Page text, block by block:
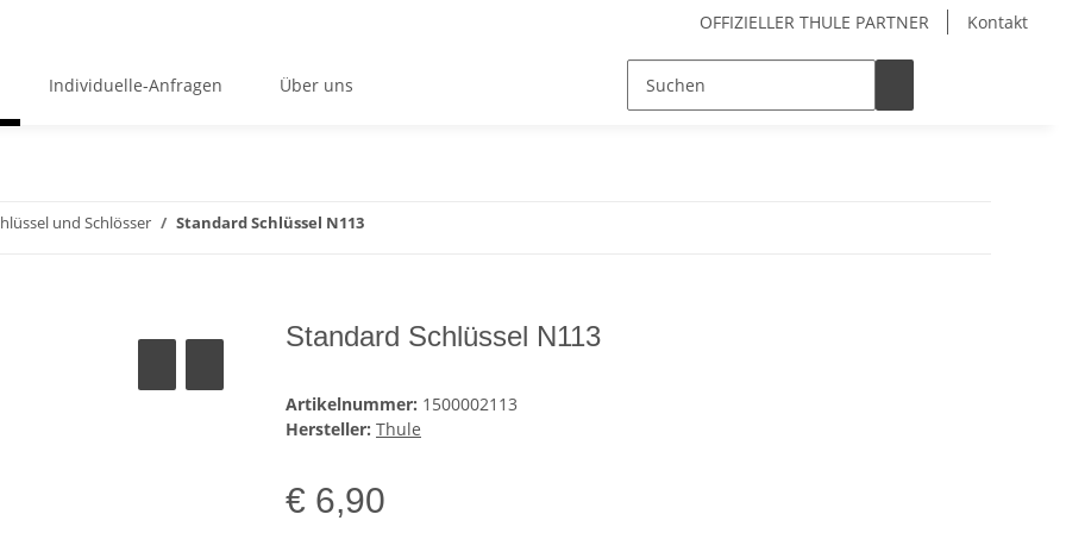
OFFIZIELLER THULE PARTNER Kontakt
Individuelle-Anfragen Über uns
und Schlösser Standard Schlüssel N113
Standard Schlüssel N113
Artikelnummer: 1500002113
Hersteller: Thule
€ 6,90